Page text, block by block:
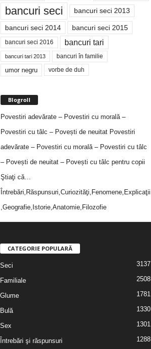
bancuri seci bancuri seci 2013
bancuri seci 2014 bancuri seci 2015
bancuri seci 2016 bancuri tari
bancuri tari 2013 bancuri în familie
umor negru vorbe de duh
Blogroll
Povestiri adevărate – Povestiri cu morală –
Povestiri cu tâlc – Povești de neuitatPovestiri
adevărate – Povestiri cu morală – Povestiri cu tâlc
– Povești de neuitat – Povești cu tâlc pentru copii
Ştiaţi că…
Întrebări,Răspunsuri,Curiozităţi,Fenomene,Explicaţii
,Geografie,Istorie,Anatomie,Filozofie
CATEGORIE POPULARĂ
Seci 3137
Familiale 2508
Glume 1781
Bulă 1330
Sex 1301
Întrebări şi răspunsuri 1288